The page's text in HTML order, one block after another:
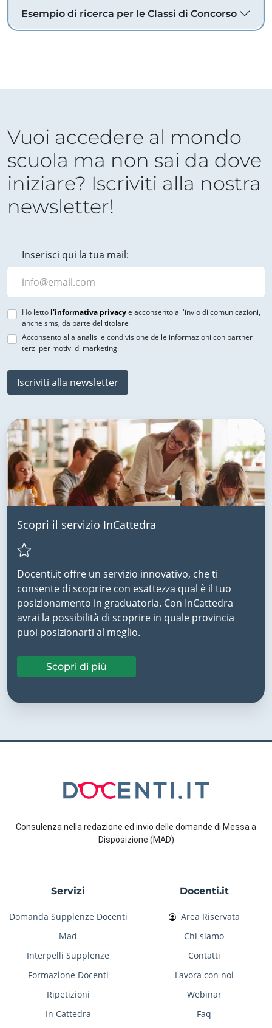
Esempio di ricerca per le Classi di Concorso
Vuoi accedere al mondo
scuola ma non sai da dove
iniziare? Iscriviti alla nostra
newsletter!
Inserisci qui la tua mail:
Ho letto l'informativa privacye acconsento all'invio di comunicazioni,
anche sms, da parte del titolare
Acconsento alla analisi e condivisione delle informazioni con partner
terzi per motivi di marketing
Iscriviti alla newsletter
Scopri il servizio InCattedra
Docenti.it offre un servizio innovativo, che ti
consente di scoprire con esattezza qual è il tuo
posizionamento in graduatoria. Con InCattedra
avrai la possibilità di scoprire in quale provincia
puoi posizionarti al meglio.
Scopri di più
Consulenza nella redazione ed invio delle domande di Messa a
Disposizione (MAD)
Servizi
Domanda Supplenze Docenti
Mad
Interpelli Supplenze
Formazione Docenti
Ripetizioni
In Cattedra
Docenti.it
Area Riservata
Chi siamo
Contatti
Lavora con noi
Webinar
Faq